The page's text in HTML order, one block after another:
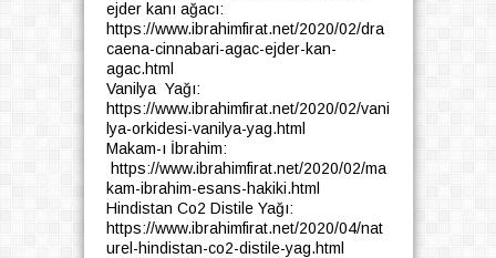
ejder kanı ağacı:
https://www.ibrahimfirat.net/2020/02/dra
caena-cinnabari-agac-ejder-kan-
agac.html
Vanilya Yağı:
https://www.ibrahimfirat.net/2020/02/vani
lya-orkidesi-vanilya-yag.html
Makam-ı İbrahim:
https://www.ibrahimfirat.net/2020/02/ma
kam-ibrahim-esans-hakiki.html
Hindistan Co2 Distile Yağı:
https://www.ibrahimfirat.net/2020/04/nat
urel-hindistan-co2-distile-yag.html